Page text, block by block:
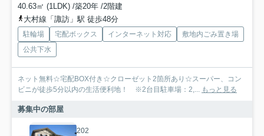
40.63㎡ (1LDK) /築20年 /2階建
大村線「諏訪」駅 徒歩48分
駐輪場 宅配ボックス インターネット対応
敷地内ごみ置き場
公共下水
ネット無料☆宅配BOX付き☆クローゼット2箇所あり☆スーパー、コン
ビニが徒歩5分以内の生活便利地！ ※2台目駐車場：2,...
もっと見る
募集中の部屋
202